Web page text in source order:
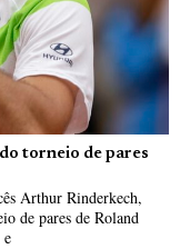
torneio de pares
Arthur Rinderkech,
de pares de Roland
e